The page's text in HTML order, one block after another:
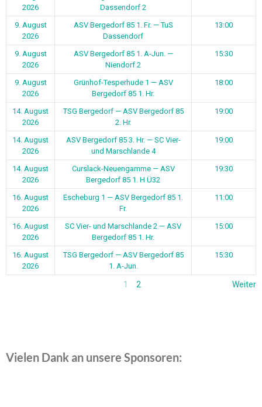
2026
Dassendorf 2
9. August
2026
ASV Bergedorf 85 1. Fr. — TuS
Dassendorf
13:00
9. August
2026
ASV Bergedorf 85 1. A-Jun. —
Niendorf 2
15:30
9. August
2026
Grünhof-Tesperhude 1 — ASV
Bergedorf 85 1. Hr.
18:00
14. August
2026
TSG Bergedorf — ASV Bergedorf 85
2. Hr.
19:00
14. August
2026
ASV Bergedorf 85 3. Hr. — SC Vier-
und Marschlande 4
19:00
14. August
2026
Curslack-Neuengamme — ASV
Bergedorf 85 1. H Ü32
19:30
16. August
2026
Escheburg 1 — ASV Bergedorf 85 1.
Fr.
11:00
16. August
2026
SC Vier- und Marschlande 2 — ASV
Bergedorf 85 1. Hr.
15:00
16. August
2026
TSG Bergedorf — ASV Bergedorf 85
1. A-Jun.
15:30
1 2 Weiter
Vielen Dank an unsere Sponsoren: